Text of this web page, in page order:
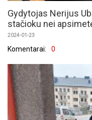
Gydytojas Nerijus
stačioku nei
2024-01-23
Komentarai: 0